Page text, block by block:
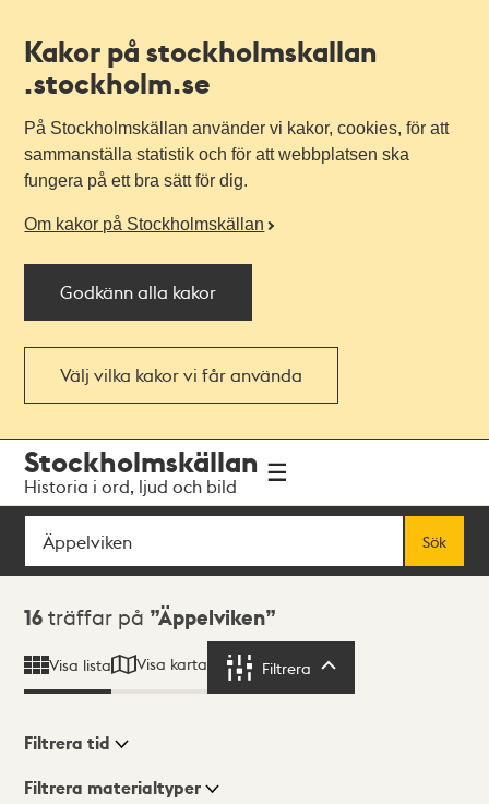
Kakor på stockholmskallan
.stockholm.se
På Stockholmskällan använder vi kakor, cookies, för att
sammanställa statistik och för att webbplatsen ska
fungera på ett bra sätt för dig.
Om kakor på Stockholmskällan
Godkänn alla kakor
Välj vilka kakor vi får använda
navigationen
huvudinnehållet
Stockholmskällan
Historia i ord, ljud och bild
Sök
Sök
Sökresultat
16 träffar på Äppelviken
Visa lista Visa karta Filtrera
Visningsläge
Filtrera tid
Filtrera materialtyper